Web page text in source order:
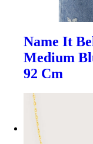
Name It
Medium
92 Cm